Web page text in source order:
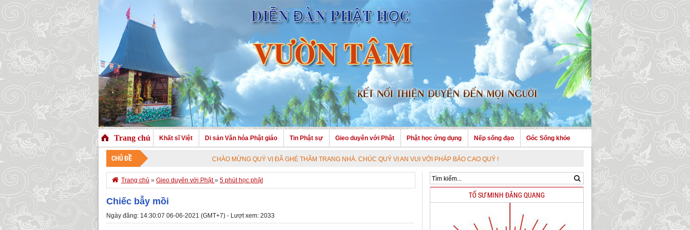
Trang chủ Khất sĩ Việt Di sản Văn hóa Phật giáo Tin Phật sự Gieo duyên với Phật Phật học ứng dụng Nếp sống đạo Góc Sống khỏe
CHỦ ĐỀ CHÀO MỪNG QUÝ VỊ ĐÃ GHÉ THĂM TRANG NHÀ. CHÚC QUÝ VỊ AN VUI VỚI PHÁP BẢO CAO QUÝ !
 Trang chủ » Gieo duyên với Phật» 5 phút học phật
Chiếc bẫy mồi
Ngày đăng: 14:30:07 06-06-2021 (GMT+7) - Lượt xem: 2033
TỔ SƯ MINH ĐĂNG QUANG